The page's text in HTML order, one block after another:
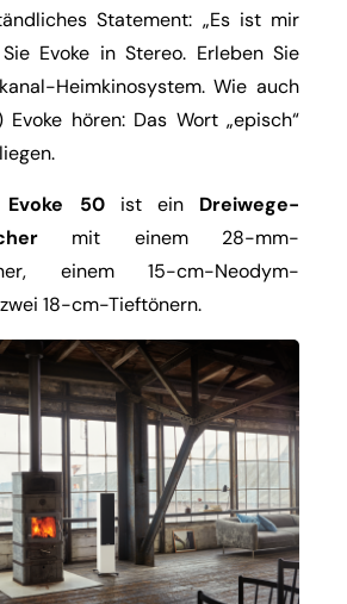
Statement: „Es ist mir
Evoke in Stereo. Erleben Sie
Heimkinosystem. Wie auch
hören: Das Wort „episch“
Evoke 50ist ein Dreiwege-
mit einem 28-mm-
einem 15-cm-Neodym-
18-cm-Tieftönern.